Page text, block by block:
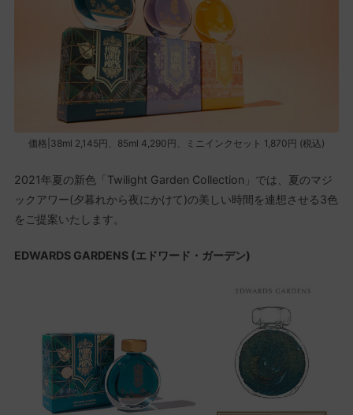
価格|38ml 2,145円、85ml 4,290円、ミニインクセット 1,870円 (税込)
2021年夏の新色「Twilight Garden Collection」では、夏のマジ
ックアワー(夕暮れから夜にかけて)の美しい時間を連想させる3色
をご提案いたします。
EDWARDS GARDENS (エドワード・ガーデン)